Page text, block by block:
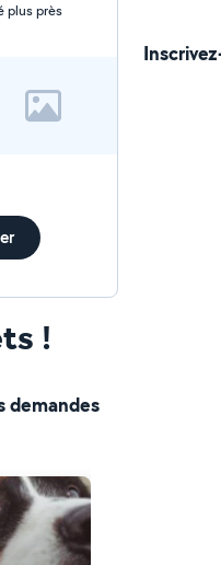
plus près
!
demandes